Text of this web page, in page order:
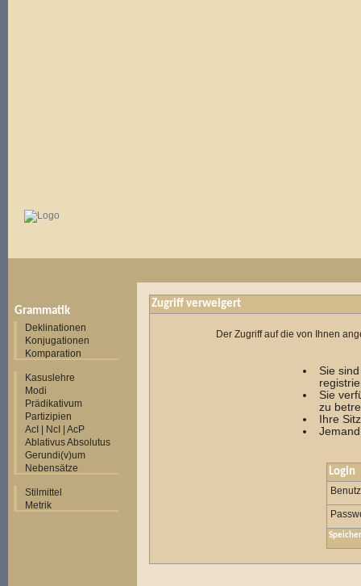
Grammatik
Deklinationen
Konjugationen
Komparation
Kasuslehre
Modi
Prädikativum
Partizipien
AcI | NcI | AcP
Ablativus Absolutus
Gerundi(v)um
Nebensätze
Stilmittel
Metrik
Zugriff verweigert
Der Zugriff auf die von Ihnen
Sie
Sie
zu
Ihre
Login